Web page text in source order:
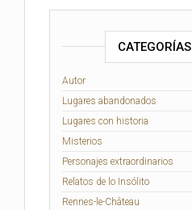
CATEGORÍAS
Autor
Lugares abandonados
Lugares con historia
Misterios
Personajes extraordinarios
Relatos de lo Insólito
Rennes-le-Château